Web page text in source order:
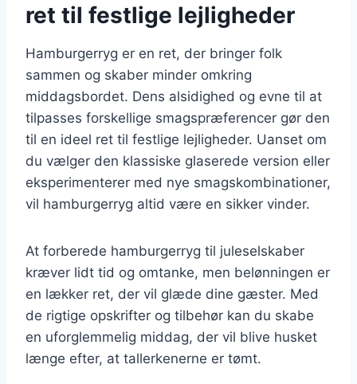
ret til festlige lejligheder
Hamburgerryg er en ret, der bringer folk
sammen og skaber minder omkring
middagsbordet. Dens alsidighed og evne til at
tilpasses forskellige smagspræferencer gør den
til en ideel ret til festlige lejligheder. Uanset om
du vælger den klassiske glaserede version eller
eksperimenterer med nye smagskombinationer,
vil hamburgerryg altid være en sikker vinder.
At forberede hamburgerryg til juleselskaber
kræver lidt tid og omtanke, men belønningen er
en lækker ret, der vil glæde dine gæster. Med
de rigtige opskrifter og tilbehør kan du skabe
en uforglemmelig middag, der vil blive husket
længe efter, at tallerkenerne er tømt.